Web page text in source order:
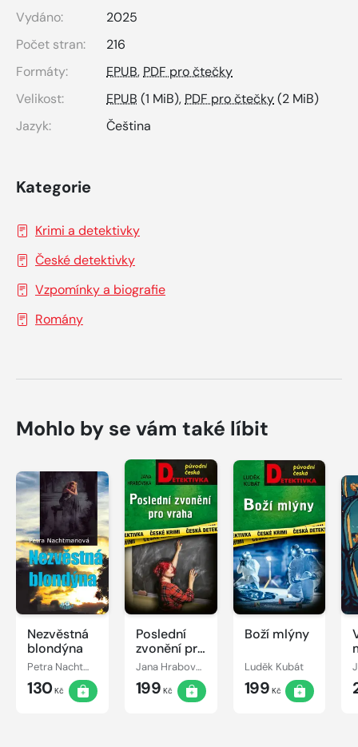
Vydáno:
2025
Počet stran:
216
Formáty:
EPUB,PDF pro čtečky
Velikost:
EPUB (1 MiB),PDF pro čtečky(2 MiB)
Jazyk:
Čeština
Kategorie
Krimi a detektivky
České detektivky
Vzpomínky a biografie
Romány
Mohlo by se vám také líbit
Nezvěstná
blondýna
Petra Nachtmanová
130Kč
Poslední
zvonění pro
vraha
Jana Hrabovská
199 Kč
Boží mlýny
Luděk Kubát
199 Kč